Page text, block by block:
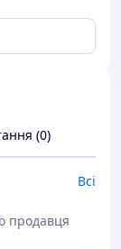
високі
металу, а
в
цінами.
(0)
Всі
продавця